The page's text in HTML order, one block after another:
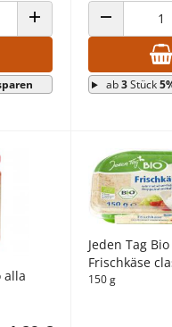
ANZAHL ERHÖHENANZAHL
ab3Stück
alla
Jeden Tag Bio
Frischkäse
150 g